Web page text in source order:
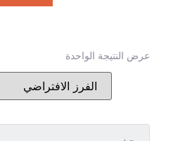
عرض النتيجة الواحدة